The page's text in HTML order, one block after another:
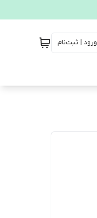
ورود | ثبت‌نام